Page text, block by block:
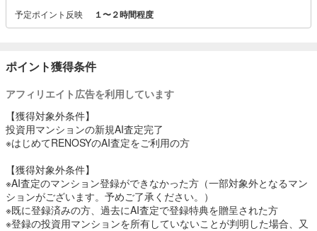
※こちらに記載している内容は、広告主サイトの情報やキャンペーン
をご紹介しておりますが、最新の情報でない場合もございますの
確認ください。
予定ポイント反映 １〜２時間程度
ポイント獲得条件
アフィリエイト広告を利用しています
【獲得対象外条件】
投資用マンションの新規AI査定完了
※はじめてRENOSYのAI査定をご利用の方
【獲得対象外条件】
※AI査定のマンション登録ができなかった方（一部対象外となるマン
ションがございます。予めご了承ください。）
※既に登録済みの方、過去にAI査定で登録特典を贈呈された方
※登録の投資用マンションを所有していないことが判明した場合、又